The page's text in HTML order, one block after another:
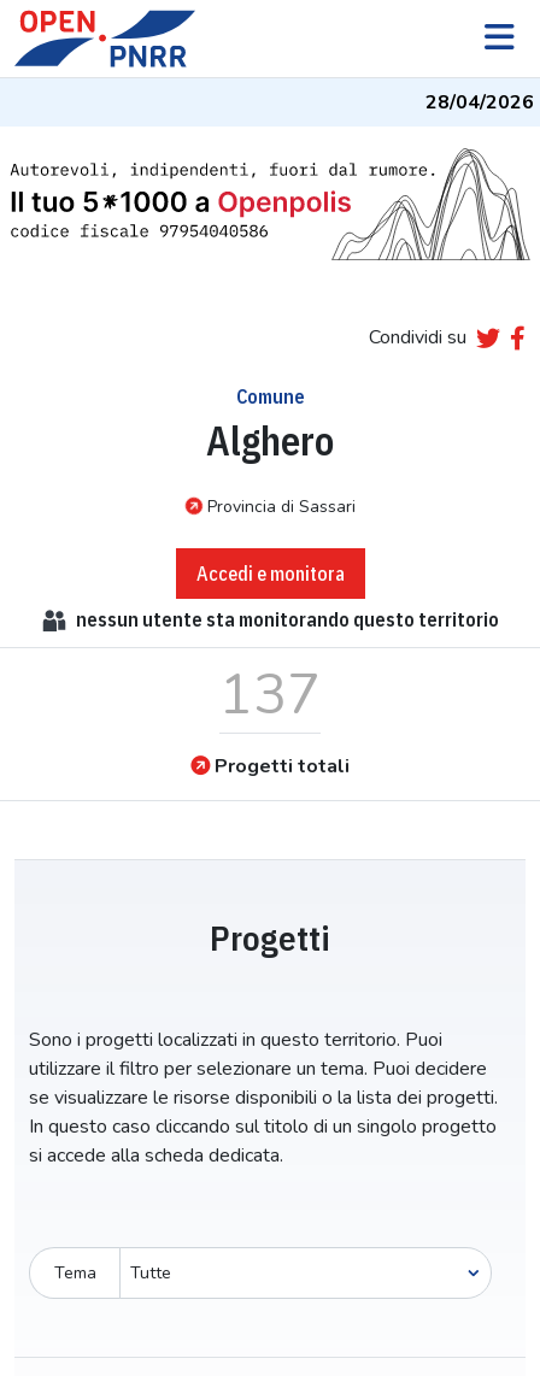
28/04/2026-
Condividi su
Comune
Alghero
Provincia di Sassari
Accedi e monitora
nessun utente sta monitorando questo territorio
137
Progetti totali
Progetti
Sono i progetti localizzati in questo territorio. Puoi
utilizzare il filtro per selezionare un tema. Puoi decidere
se visualizzare le risorse disponibili o la lista dei progetti.
In questo caso cliccando sul titolo di un singolo progetto
si accede alla scheda dedicata.
Tema